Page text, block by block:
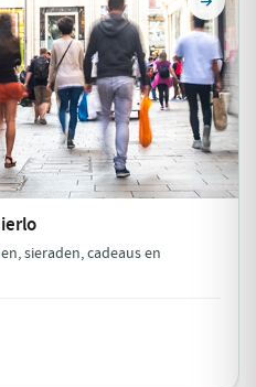
sieraden, cadeaus en